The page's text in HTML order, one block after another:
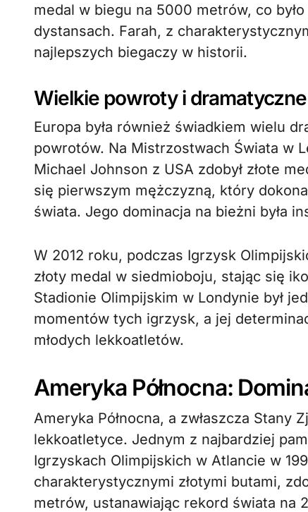
medal w biegu na 5000 metrów, co
dystansach. Farah, z
najlepszych biegaczy w historii.
Wielkie powroty i
Europa była również świadkiem wielu
powrotów. Na Mistrzostwach Świata w
Michael Johnson z USA zdobył złote
się pierwszym mężczyzną, który
świata. Jego dominacja na bieżni była
W 2012 roku, podczas Igrzysk
złoty medal w siedmioboju, stając się
Stadionie Olimpijskim w Londynie był
momentów tych igrzysk, a jej
młodych lekkoatletów.
Ameryka Północna:
Ameryka Północna, a zwłaszcza Stany
lekkoatletyce. Jednym z najbardziej
Igrzyskach Olimpijskich w Atlancie w
charakterystycznymi złotymi butami,
metrów, ustanawiając rekord świata na